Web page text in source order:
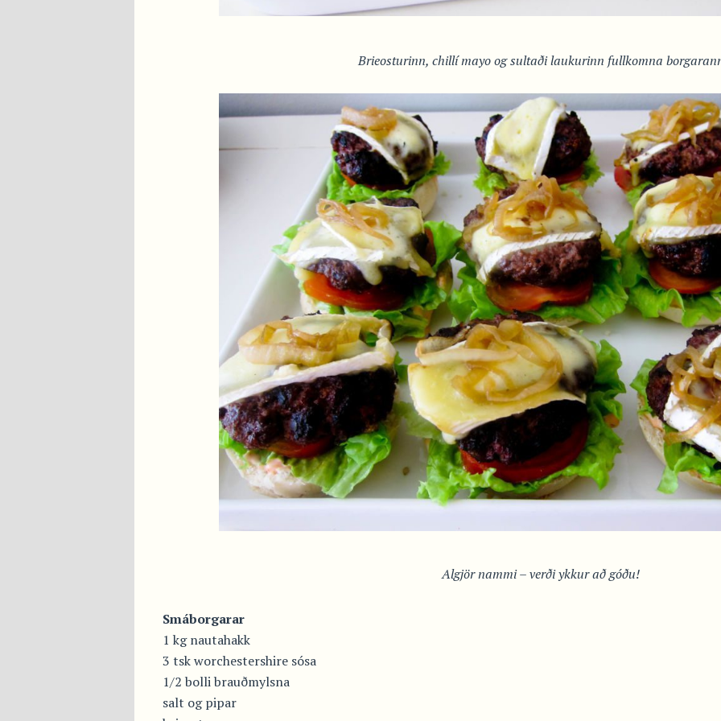
Brieosturinn, chillí mayo og sultaði laukurinn fullkomna
Algjör nammi – verði ykkur að góðu!
Smáborgarar
1 kg nautahakk
3 tsk worchestershire sósa
1/2 bolli brauðmylsna
salt og pipar